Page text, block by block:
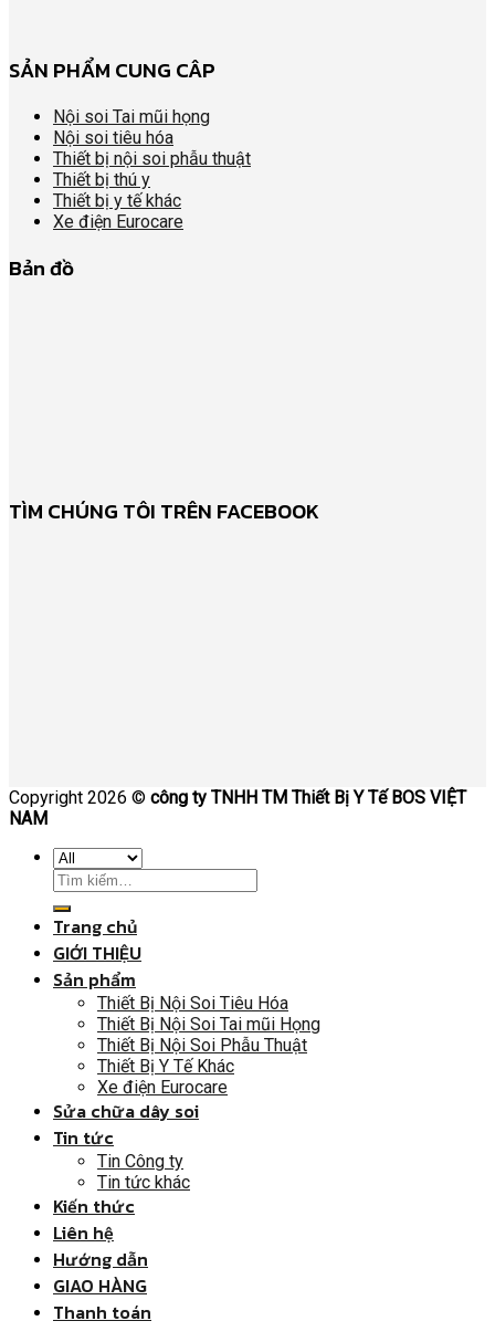
SẢN PHẨM CUNG CÂP
Nội soi Tai mũi họng
Nội soi tiêu hóa
Thiết bị nội soi phẫu thuật
Thiết bị thú y
Thiết bị y tế khác
Xe điện Eurocare
Bản đồ
TÌM CHÚNG TÔI TRÊN FACEBOOK
Copyright 2026 © công ty TNHH TM Thiết Bị Y Tế BOS VIỆT
NAM
Trang chủ
GIỚI THIỆU
Sản phẩm
Thiết Bị Nội Soi Tiêu Hóa
Thiết Bị Nội Soi Tai mũi Họng
Thiết Bị Nội Soi Phẫu Thuật
Thiết Bị Y Tế Khác
Xe điện Eurocare
Sửa chữa dây soi
Tin tức
Tin Công ty
Tin tức khác
Kiến thức
Liên hệ
Hướng dẫn
GIAO HÀNG
Thanh toán